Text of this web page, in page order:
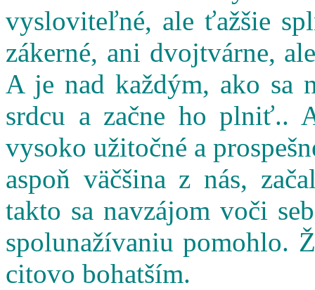
vysloviteľné, ale ťažšie
zákerné, ani dvojtvárne,
A je nad každým, ako sa
srdcu a začne ho plniť..
vysoko užitočné a
aspoň väčšina z nás,
takto sa navzájom voči
spolunažívaniu pomohlo.
citovo bohatším.